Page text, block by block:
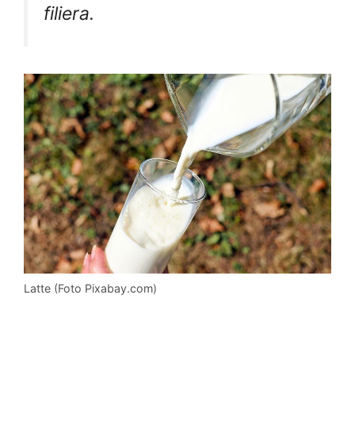
filiera.
Latte (Foto Pixabay.com)